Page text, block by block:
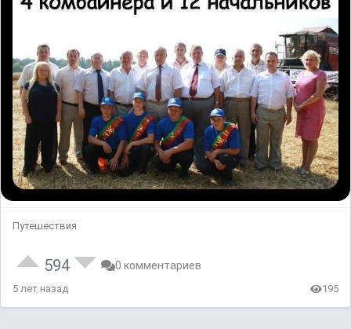
Путешествия
594 0 комментариев
5 лет назад 195